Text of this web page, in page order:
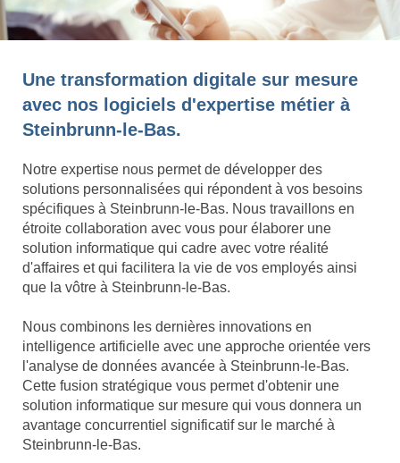
Une transformation digitale sur mesure
avec nos logiciels d'expertise métier à
Steinbrunn-le-Bas.
Notre expertise nous permet de développer des
solutions personnalisées qui répondent à vos besoins
spécifiques à Steinbrunn-le-Bas. Nous travaillons en
étroite collaboration avec vous pour élaborer une
solution informatique qui cadre avec votre réalité
d'affaires et qui facilitera la vie de vos employés ainsi
que la vôtre à Steinbrunn-le-Bas.
Nous combinons les dernières innovations en
intelligence artificielle avec une approche orientée vers
l'analyse de données avancée à Steinbrunn-le-Bas.
Cette fusion stratégique vous permet d'obtenir une
solution informatique sur mesure qui vous donnera un
avantage concurrentiel significatif sur le marché à
Steinbrunn-le-Bas.